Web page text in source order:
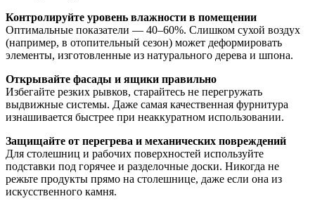
Контролируйте уровень влажности в помещении
Оптимальные показатели — 40–60%. Слишком сухой воздух
(например, в отопительный сезон) может деформировать
элементы, изготовленные из натурального дерева и шпона.
Открывайте фасады и ящики правильно
Избегайте резких рывков, старайтесь не перегружать
выдвижные системы. Даже самая качественная фурнитура
изнашивается быстрее при неаккуратном использовании.
Защищайте от перегрева и механических повреждений
Для столешниц и рабочих поверхностей используйте
подставки под горячее и разделочные доски. Никогда не
режьте продукты прямо на столешнице, даже если она из
искусственного камня.